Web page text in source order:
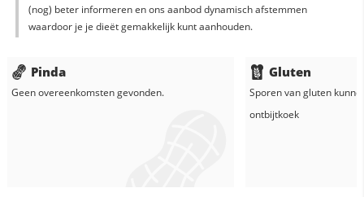
(nog) beter informeren en ons aanbod dynamisch afstemmen
waardoor je je dieët gemakkelijk kunt aanhouden.
Pinda
Geen overeenkomsten gevonden.
Gluten
Sporen van gluten
ontbijtkoek